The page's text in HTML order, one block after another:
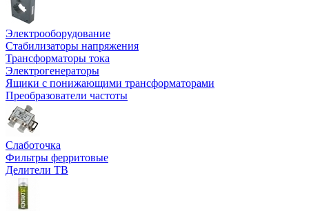
Электрооборудование
Стабилизаторы напряжения
Трансформаторы тока
Электрогенераторы
Ящики с понижающими трансформаторами
Преобразователи частоты
Слаботочка
Фильтры ферритовые
Делители ТВ